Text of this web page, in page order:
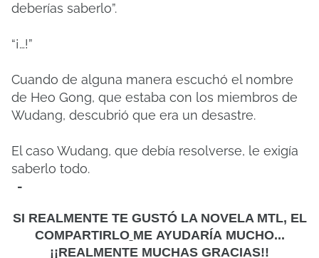
deberías saberlo”.
“¡…!”
Cuando de alguna manera escuchó el nombre
de Heo Gong, que estaba con los miembros de
Wudang, descubrió que era un desastre.
El caso Wudang, que debía resolverse, le exigía
saberlo todo.
-
SI REALMENTE TE GUSTÓ LA NOVELA MTL, EL
COMPARTIRLO ME AYUDARÍA MUCHO...
¡¡REALMENTE MUCHAS GRACIAS!!